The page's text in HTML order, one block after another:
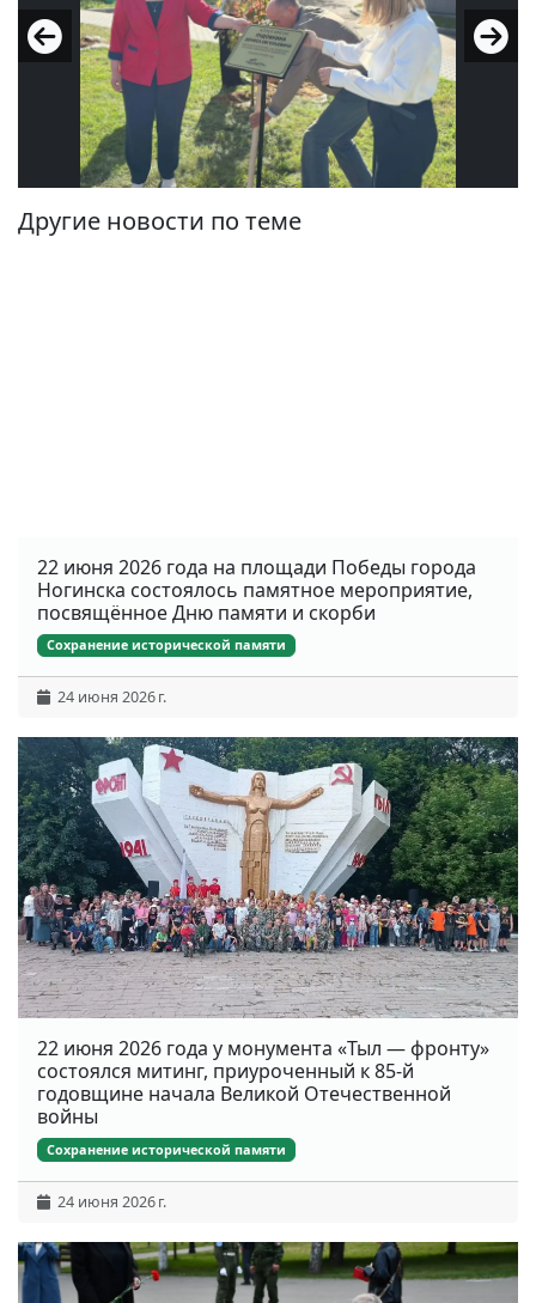
Другие новости по теме
22 июня 2026 года на площади Победы города
Ногинска состоялось памятное мероприятие,
посвящённое Дню памяти и скорби
Сохранение исторической памяти
24 июня 2026 г.
22 июня 2026 года у монумента «Тыл — фронту»
состоялся митинг, приуроченный к 85-й
годовщине начала Великой Отечественной
войны
Сохранение исторической памяти
24 июня 2026 г.